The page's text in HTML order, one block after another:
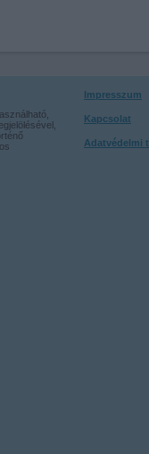
Impresszum
Kapcsolat
Adatvédelmi